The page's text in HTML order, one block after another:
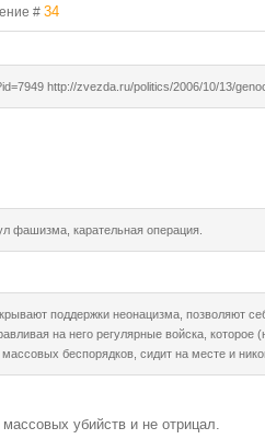
# 34
http://zvezda.ru/politics/2006/10/13/
фашизма, карательная операция.
поддержки неонацизма, позволяют
на него регулярные войска,
беспорядков, сидит на месте и
убийств и не отрицал.